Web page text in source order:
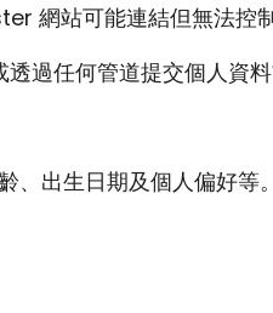
網站可能連結但無法控制
任何管道提交個人資料
出生日期及個人偏好等。